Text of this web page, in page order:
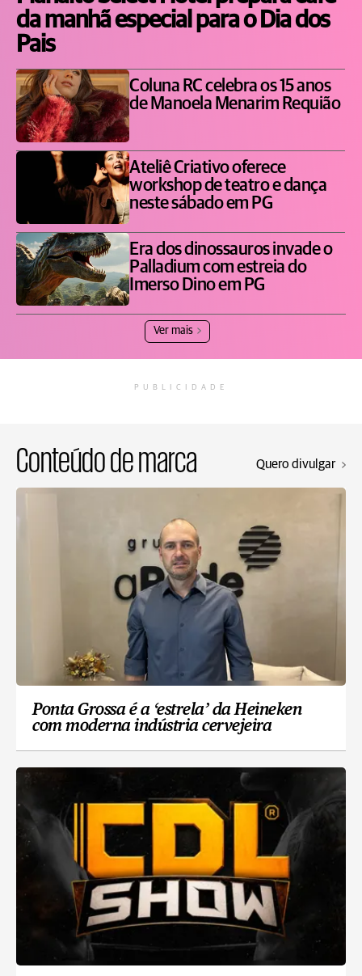
da manhã especial para o Dia dos
Pais
Coluna RC celebra os 15 anos
de Manoela Menarim Requião
Ateliê Criativo oferece
workshop de teatro e dança
neste sábado em PG
Era dos dinossauros invade o
Palladium com estreia do
Imerso Dino em PG
Ver mais
PUBLICIDADE
Conteúdo de marca Quero divulgar
Ponta Grossa é a ‘estrela’ da Heineken
com moderna indústria cervejeira